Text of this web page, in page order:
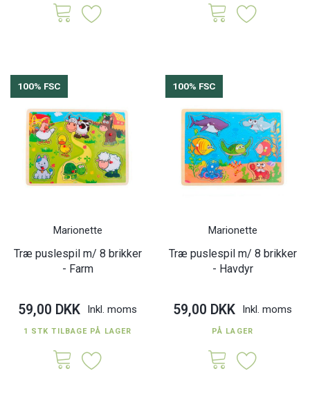
100% FSC
Marionette
Træ puslespil m/ 8 brikker
- Farm
59,00 DKK Inkl. moms
1 STK TILBAGE PÅ LAGER
100% FSC
Marionette
Træ puslespil m/ 8 brikker
- Havdyr
59,00 DKK Inkl. moms
PÅ LAGER